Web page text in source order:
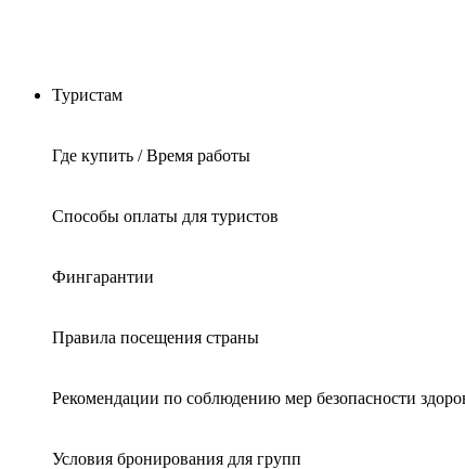
Туристам
Где купить / Время работы
Способы оплаты для туристов
Фингарантии
Правила посещения страны
Рекомендации по соблюдению мер безопасности
Условия бронирования для групп